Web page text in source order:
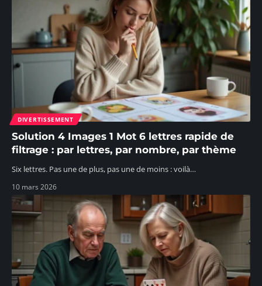
DIVERTISSEMENT
Solution 4 Images 1 Mot 6 lettres rapide de
filtrage : par lettres, par nombre, par thème
Six lettres. Pas une de plus, pas une de moins : voilà…
10 mars 2026